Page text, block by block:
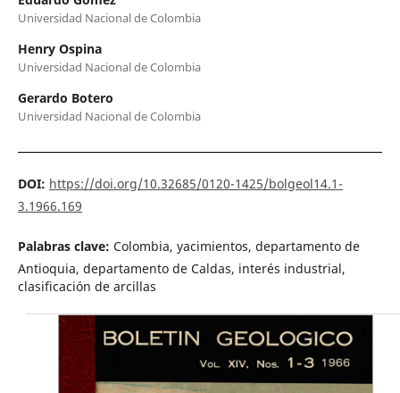
Universidad Nacional de Colombia
Henry Ospina
Universidad Nacional de Colombia
Gerardo Botero
Universidad Nacional de Colombia
DOI: https://doi.org/10.32685/0120-1425/bolgeol14.1-
3.1966.169
Palabras clave: Colombia, yacimientos, departamento de
Antioquia, departamento de Caldas, interés industrial,
clasificación de arcillas